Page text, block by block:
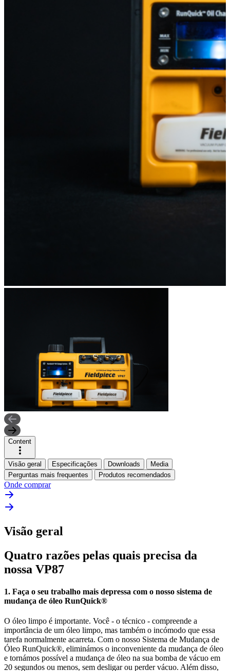
Content
Visão geral Especificações Downloads
Media
Perguntas mais frequentes
Produtos recomendados
Onde comprar
Visão geral
Quatro razões pelas quais precisa da
nossa VP87
1. Faça o seu trabalho mais depressa com o nosso sistema de
mudança de óleo RunQuick®
O óleo limpo é importante. Você - o técnico - compreende a
importância de um óleo limpo, mas também o incómodo que essa
tarefa normalmente acarreta. Com o nosso Sistema de Mudança de
Óleo RunQuick®, eliminámos o inconveniente da mudança de óleo
e tornámos possível a mudança de óleo na sua bomba de vácuo em
20 segundos ou menos, sem desligar ou perder vácuo. Além disso,